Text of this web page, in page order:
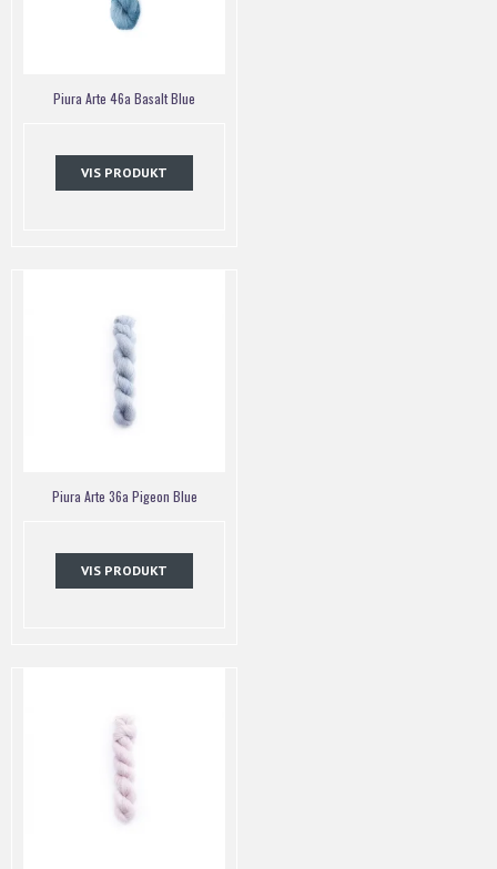
Piura Arte 46a Basalt Blue
VIS PRODUKT
Piura Arte 36a Pigeon Blue
VIS PRODUKT